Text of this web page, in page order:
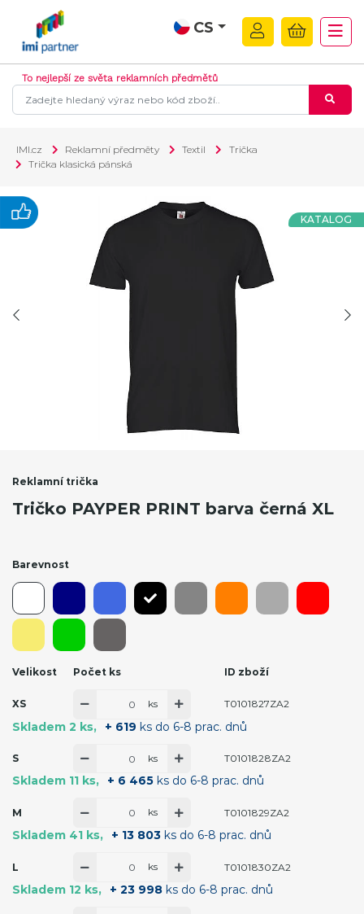
CS
To nejlepší ze světa reklamních předmětů
IMI.cz Reklamní předměty Textil
Trička
Trička klasická pánská
KATALOG
Reklamní trička
Tričko PAYPER PRINT barva černá XL
Barevnost
Velikost Počet ks ID zboží
XS
Skladem 2 ks + 619 ks do 6-8 prac. dnů
ks T0101827ZA2
S
Skladem 11 ks + 6 465 ks do 6-8 prac. dnů
ks T0101828ZA2
M
Skladem 41 ks + 13 803 ks do 6-8 prac. dnů
ks T0101829ZA2
L
Skladem 12 ks + 23 998 ks do 6-8 prac. dnů
ks T0101830ZA2